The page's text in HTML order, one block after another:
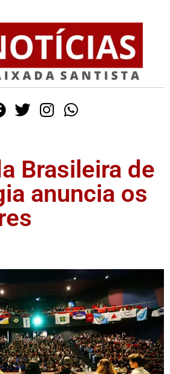
Brasileira de
anuncia os